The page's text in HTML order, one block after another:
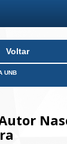
Voltar
UNB